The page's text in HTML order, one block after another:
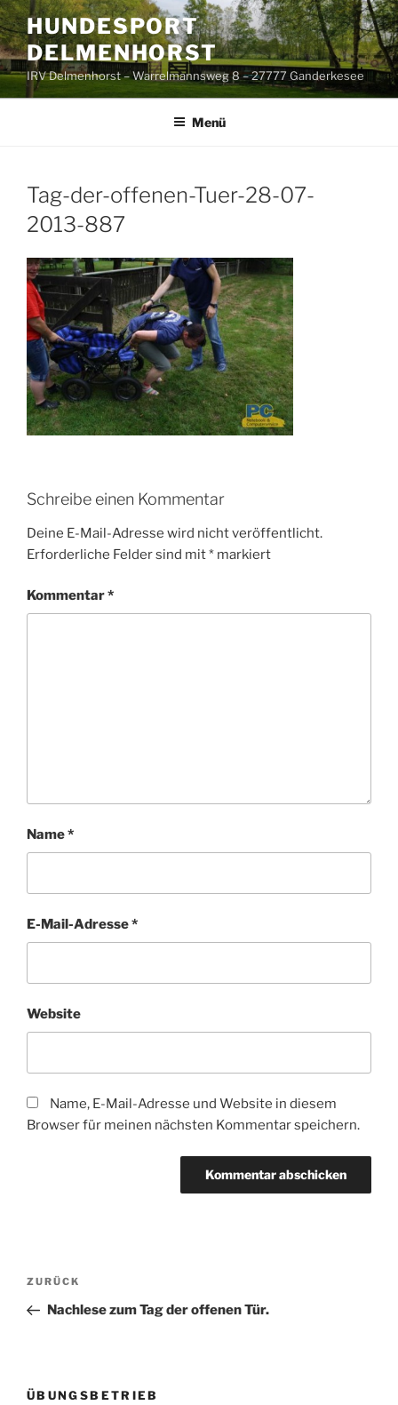
Zum
Inhalt
springen
HUNDESPORT
DELMENHORST
IRV Delmenhorst – Warrelmannsweg 8 – 27777 Ganderkesee
Menü
Tag-der-offenen-Tuer-28-07-
2013-887
Schreibe einen Kommentar
Deine E-Mail-Adresse wird nicht veröffentlicht.
Erforderliche Felder sind mit* markiert
Kommentar*
Name*
E-Mail-Adresse*
Website
Name, E-Mail-Adresse und Website in diesem
Browser für meinen nächsten Kommentar speichern.
Beitragsnavigation
Vorheriger
Beitrag
ZURÜCK
Nachlese zum Tag der offenen Tür.
ÜBUNGSBETRIEB